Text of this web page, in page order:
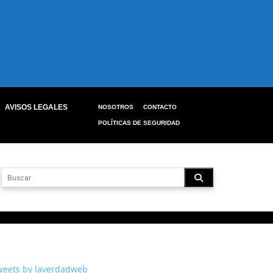
AVISOS LEGALES
NOSOTROS CONTACTO
POLÍTICAS DE SEGURIDAD
by laverdadweb